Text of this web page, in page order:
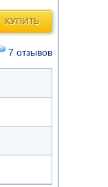
КУПИТЬ
7 отзывов